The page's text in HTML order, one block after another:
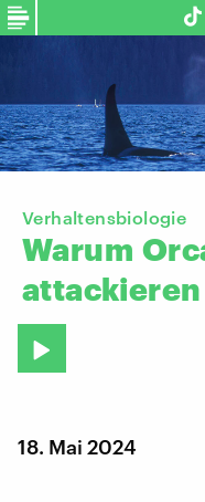
Verhaltensbiologie
Warum
attackieren
18. Mai 2024